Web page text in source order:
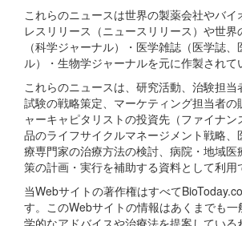
これらのニュースは世界の製薬会社やバ
レスリリース（ニュースリリース）や世
（科学ジャーナル）・医学雑誌（医学誌
ル）・生物学ジャーナルを元に作製されて
これらのニュースは、研究活動、治験担当
試験の戦略策定、マーケティング担当者の
ャーキャピタリストの投資先（ファイナ
品のライフサイクルマネージメント戦略、
療専門家の治療方法の検討、病院・地域医
策の計画・実行を補助する資料として利用
当Webサイトの著作権はすべて
す。このWebサイトの情報はあくまでも